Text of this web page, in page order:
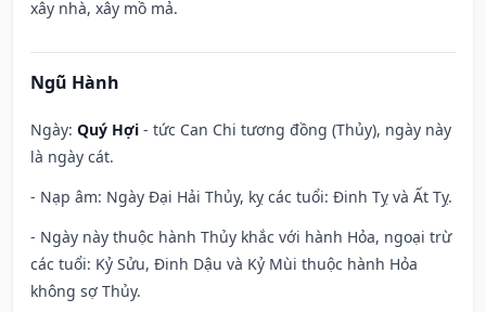
xây nhà, xây mồ mả.
Ngũ Hành
Ngày: Quý Hợi - tức Can Chi tương đồng (Thủy), ngày này
là ngày cát.
- Nạp âm: Ngày Đại Hải Thủy, kỵ các tuổi: Đinh Tỵ và Ất Tỵ.
- Ngày này thuộc hành Thủy khắc với hành Hỏa, ngoại trừ
các tuổi: Kỷ Sửu, Đinh Dậu và Kỷ Mùi thuộc hành Hỏa
không sợ Thủy.